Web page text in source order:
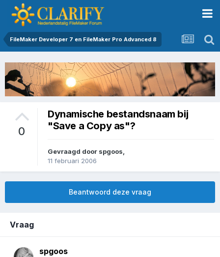
FileMaker Developer 7 en FileMaker Pro Advanced 8
0
Dynamische bestandsnaam bij
"Save a Copy as"?
Gevraagd door spgoos
11 februari 2006
Beantwoord deze vraag
Vraag
spgoos